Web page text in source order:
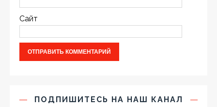
Сайт
ПОДПИШИТЕСЬ НА НАШ КАНАЛ